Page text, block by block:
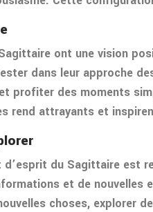
ont une vision
dans leur approche
profiter des moments
rend attrayants et
d’esprit du Sagittaire est
et de nouvelles
choses, explorer